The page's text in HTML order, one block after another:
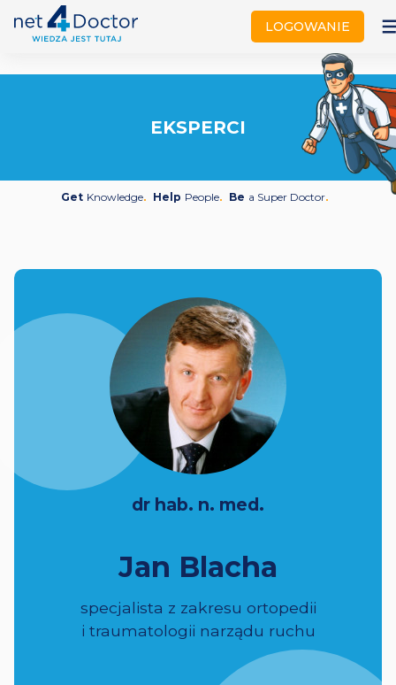
LOGOWANIE
EKSPERCI
Get Knowledge Help People Be a Super Doctor
dr hab. n. med.
Jan Blacha
specjalista z zakresu ortopedii
i traumatologii narządu ruchu